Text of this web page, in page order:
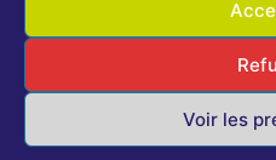
Voir les
dédiés
Espace Dirigeants